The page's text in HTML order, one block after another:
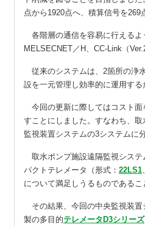
点から1920点へ、積算信号を269
各階層の通信を容易に行えるよ
MELSECNET／H、CC-Link（
従来のシステムは、2箇所の浄
設を一元管理し効率的に運用する
今回の更新に際してはコスト面
すことにしました。すなわち、
監視装置システムの3システムに
取水ポンプ施設遠隔監視システ
パクトテレメータ（形式： 22LS1、
について満足しうるものであるこ
その結果、今回の中央監視装置
製の多目的テレメータD3シリーズ